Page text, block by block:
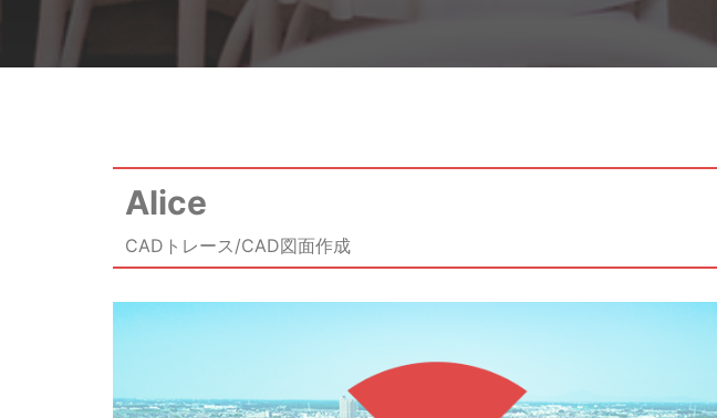
Alice
CADトレース/CAD図面作成